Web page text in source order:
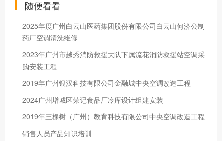
随便看看
2025年度广州白云山医药集团股份有限公司白云山何济公制
药厂空调清洗维修
2023年广州市越秀消防救援大队下属流花消防救援站空调采
购安装工程
2019年广州银汉科技有限公司金融城中央空调改造工程
2024广州增城区荣记食品厂冷库设计组建安装
2019年三棵树（广州）教育科技有限公司中央空调改造工程
销售人员产品知识培训